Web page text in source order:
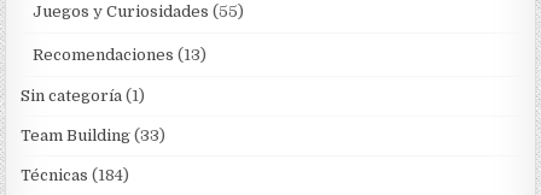
Juegos y Curiosidades (55)
Recomendaciones (13)
Sin categoría (1)
Team Building (33)
Técnicas (184)